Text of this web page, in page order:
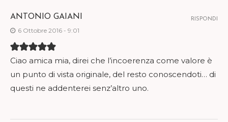
ANTONIO GAIANI
6 Ottobre 2016 - 9:01
Ciao amica mia, direi che l’incoerenza come valore è
un punto di vista originale, del resto conoscendoti… di
questi ne addenterei senz’altro uno.
RISPONDI